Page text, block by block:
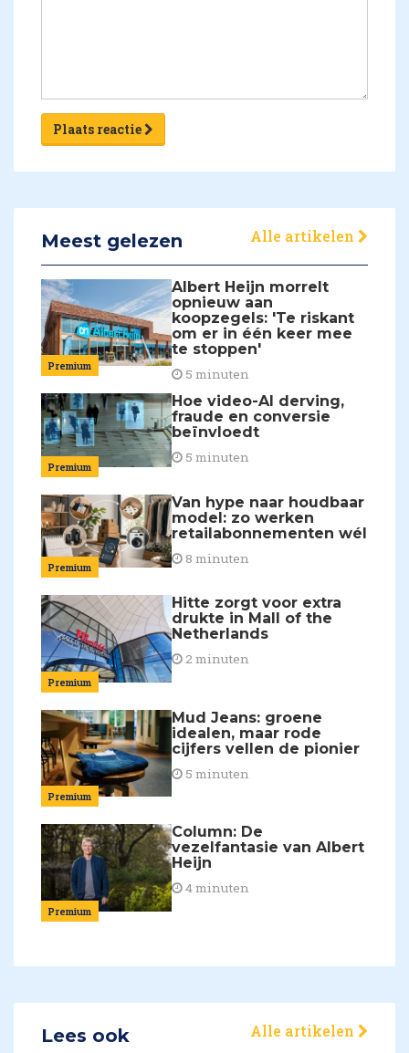
Plaats reactie
Meest gelezen Alle artikelen
Premium
Albert Heijn morrelt
opnieuw aan
koopzegels: 'Te riskant
om er in één keer mee
te stoppen'
5 minuten
Premium
Hoe video-AI derving,
fraude en conversie
beïnvloedt
5 minuten
Premium
Van hype naar houdbaar
model: zo werken
retailabonnementen wél
8 minuten
Premium
Hitte zorgt voor extra
drukte in Mall of the
Netherlands
2 minuten
Premium
Mud Jeans: groene
idealen, maar rode
cijfers vellen de pionier
5 minuten
Premium
Column: De
vezelfantasie van Albert
Heijn
4 minuten
Lees ook Alle artikelen